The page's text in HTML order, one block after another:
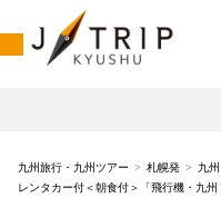
九州旅行・九州ツアー 札幌発
九
レンタカー付＜朝食付＞「飛行機・九